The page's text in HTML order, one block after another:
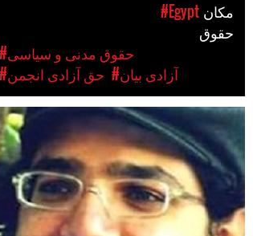
#Egypt
#حقوق مدنی و سیاسی
#حق آزادی انجمن
#آزادی بیان